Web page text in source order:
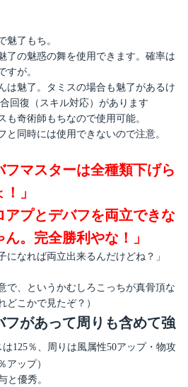
魅了もち。
了の魅惑の舞を使用できます。確率は
すが。
は魅了。タミスの場合も魅了があるけ
回復（スキル対応）があります
も奇術師もちなので使用可能。
と同時には使用できないので注意。
マスターは全種類下げら
」
アプとデバフを両立できな
。完全勝利やな！」
になれば両立出来るんだけどね？」
で、というかむしろこっちが真骨頂な
こかで見たぞ？）
フがあって周りも含めて強
は125％、周りは風属性50アップ・物攻
アップ）
と優秀。